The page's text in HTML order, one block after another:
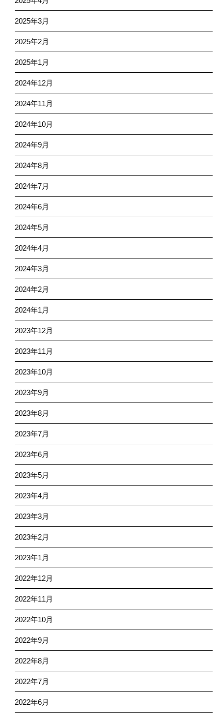
2025年3月
2025年2月
2025年1月
2024年12月
2024年11月
2024年10月
2024年9月
2024年8月
2024年7月
2024年6月
2024年5月
2024年4月
2024年3月
2024年2月
2024年1月
2023年12月
2023年11月
2023年10月
2023年9月
2023年8月
2023年7月
2023年6月
2023年5月
2023年4月
2023年3月
2023年2月
2023年1月
2022年12月
2022年11月
2022年10月
2022年9月
2022年8月
2022年7月
2022年6月